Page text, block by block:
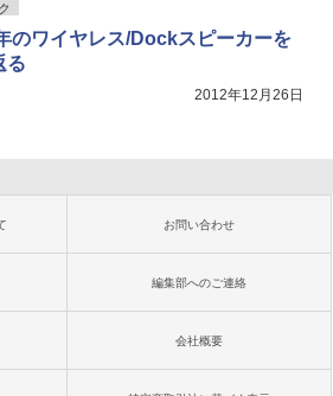
のワイヤレス/Dockスピーカーを
る
2012年12月26日
お問い合わせ
編集部へのご連絡
会社概要